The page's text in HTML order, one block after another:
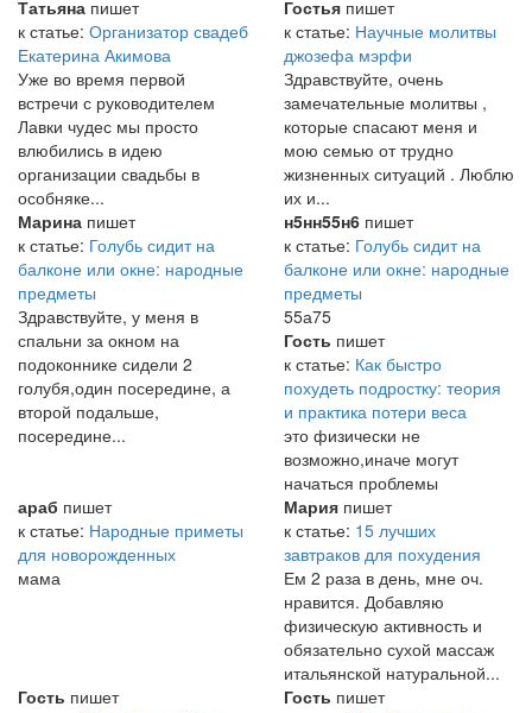
Татьяна пишет
к статье: Организатор свадеб
Екатерина Акимова
Уже во время первой
встречи с руководителем
Лавки чудес мы просто
влюбились в идею
организации свадьбы в
особняке...
Гостья пишет
к статье: Научные молитвы
джозефа мэрфи
Здравствуйте, очень
замечательные молитвы ,
которые спасают меня и
мою семью от трудно
жизненных ситуаций . Люблю
их и...
Марина пишет
к статье: Голубь сидит на
балконе или окне: народные
предметы
Здравствуйте, у меня в
спальни за окном на
подоконнике сидели 2
голубя,один посередине, а
второй подальше,
посередине...
н5нн55н6 пишет
к статье: Голубь сидит на
балконе или окне: народные
предметы
55а75
Гость пишет
к статье: Как быстро
похудеть подростку: теория
и практика потери веса
это физически не
возможно,иначе могут
начаться проблемы
араб пишет
к статье: Народные приметы
для новорожденных
мама
Мария пишет
к статье: 15 лучших
завтраков для похудения
Ем 2 раза в день, мне оч.
нравится. Добавляю
физическую активность и
обязательно сухой массаж
итальянской натуральной...
Гость пишет
Гость пишет